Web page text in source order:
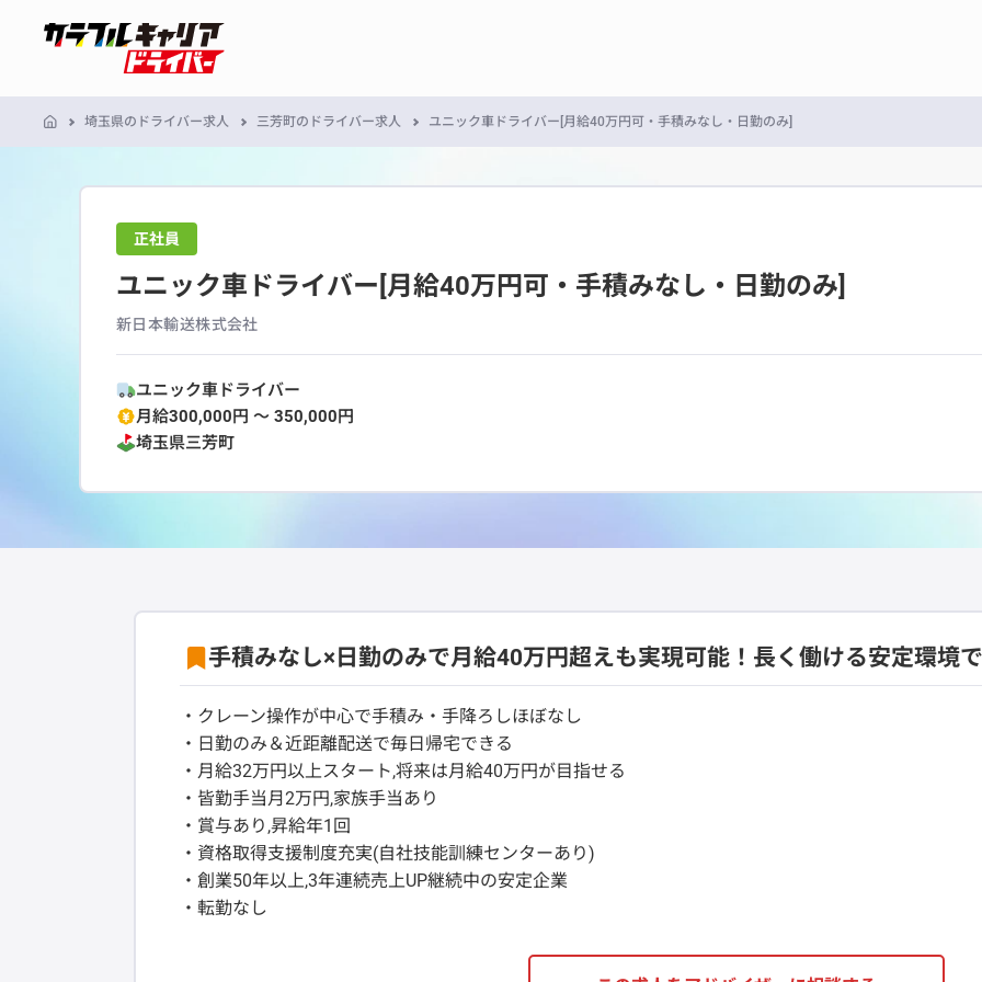
埼玉県のドライバー求人 三芳町のドライバー求人 ユニック車ドライバー[月給40万円可・手積みなし・日勤のみ]
正社員
ユニック車ドライバー[月給40万円可・手積みなし・日勤のみ]
新日本輸送株式会社
ユニック車ドライバー
月給300,000円 〜 350,000円
埼玉県三芳町
手積みなし×日勤のみで月給40万円超えも実現可能！長く働ける安定環境
・クレーン操作が中心で手積み・手降ろしほぼなし
・日勤のみ＆近距離配送で毎日帰宅できる
・月給32万円以上スタート,将来は月給40万円が目指せる
・皆勤手当月2万円,家族手当あり
・賞与あり,昇給年1回
・資格取得支援制度充実(自社技能訓練センターあり)
・創業50年以上,3年連続売上UP継続中の安定企業
・転勤なし